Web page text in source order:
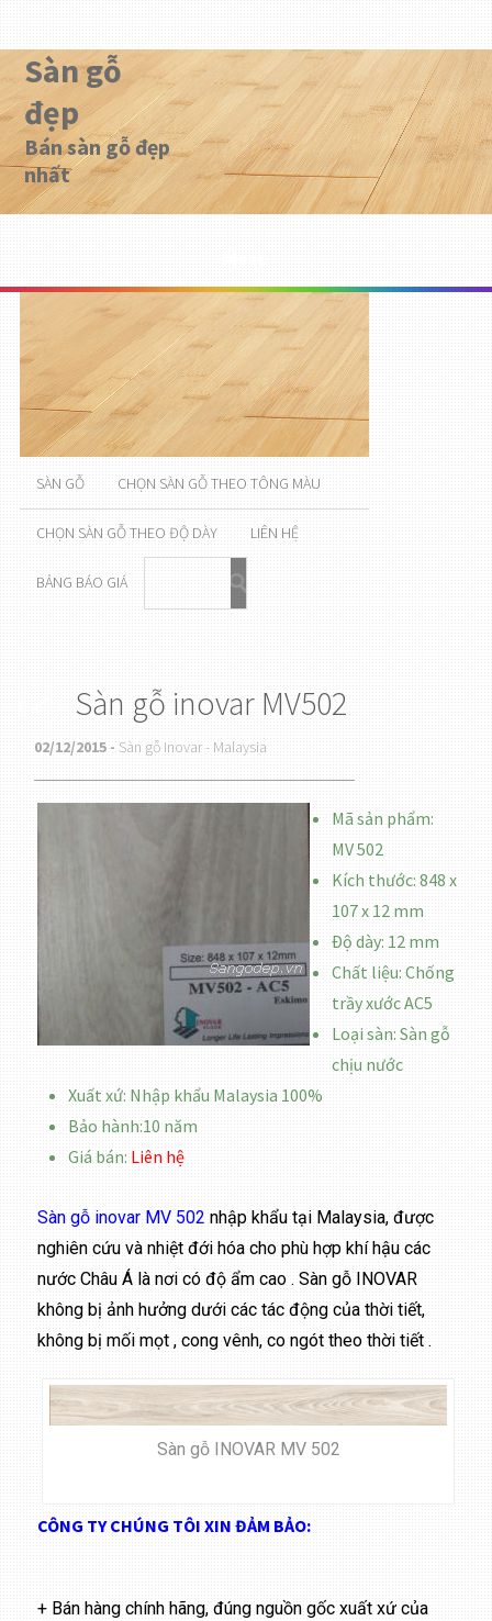
Sàn gỗ
đẹp
Bán sàn gỗ đẹp
nhất
SÀN GỖ CHỌN SÀN GỖ THEO TÔNG MÀU
CHỌN SÀN GỖ THEO ĐỘ DÀY LIÊN HỆ
BẢNG BÁO GIÁ
Sàn gỗ inovar MV502
02/12/2015 - Sàn gỗ Inovar - Malaysia
Mã sản phẩm:
MV 502
Kích thước: 848 x
107 x 12 mm
Ðộ dày: 12 mm
Chất liệu: Chống
trầy xước AC5
Loại sàn: Sàn gỗ
chịu nước
Xuất xứ: Nhập khẩu Malaysia 100%
Bảo hành:10 năm
Giá bán: Liên hệ
Sàn gỗ inovar MV 502 nhập khẩu tại Malaysia, được
nghiên cứu và nhiệt đới hóa cho phù hợp khí hậu các
nước Châu Á là nơi có độ ẩm cao . Sàn gỗ INOVAR
không bị ảnh hưởng dưới các tác động của thời tiết,
không bị mối mọt , cong vênh, co ngót theo thời tiết .
Sàn gỗ INOVAR MV 502
CÔNG TY CHÚNG TÔI XIN ĐẢM BẢO:
+ Bán hàng chính hãng, đúng nguồn gốc xuất xứ của